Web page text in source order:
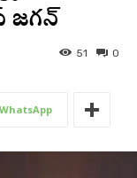
జగన్
0
51
WhatsApp